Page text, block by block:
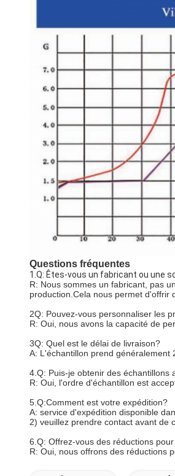
Questions fréquentes
1.Q: Êtes-vous un fabricant ou une
R: Nous sommes un fabricant, pas
production.Cela nous permet d'offrir
2Q: Pouvez-vous personnaliser les
R: Oui, nous avons la capacité de
3Q: Quel est le délai de livraison?
A: L'échantillon prend généralement
4.Q: Puis-je obtenir des échantillons
R: Oui, l'ordre d'échantillon est
5.Q:Comment est votre expédition?
A: service d'expédition disponible
2) veuillez prendre contact avant de
6.Q: Offrez-vous des réductions
R: Oui, nous offrons des réductions